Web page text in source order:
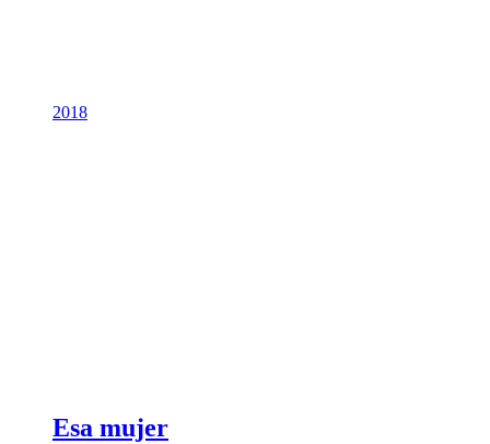
2018
Esa mujer